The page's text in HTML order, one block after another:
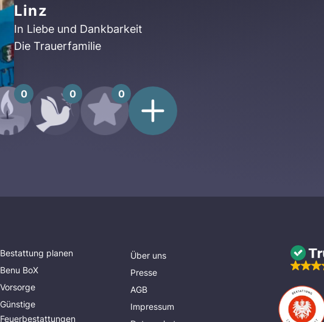
Linz
In Liebe und Dankbarkeit
Die Trauerfamilie
0 0 0
Bestattung planen
Benu BoX
Vorsorge
Günstige
Feuerbestattungen
Über uns
Presse
AGB
Impressum